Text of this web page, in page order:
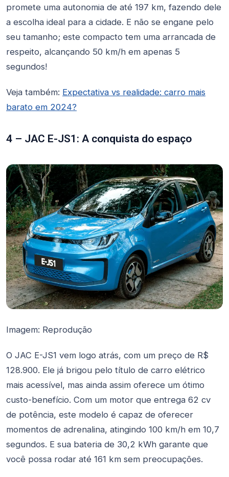
promete uma autonomia de até 197 km, fazendo dele
a escolha ideal para a cidade. E não se engane pelo
seu tamanho; este compacto tem uma arrancada de
respeito, alcançando 50 km/h em apenas 5
segundos!
Veja também: Expectativa vs realidade: carro mais
barato em 2024?
4 – JAC E-JS1: A conquista do espaço
Imagem: Reprodução
O JAC E-JS1 vem logo atrás, com um preço de R$
128.900. Ele já brigou pelo título de carro elétrico
mais acessível, mas ainda assim oferece um ótimo
custo-benefício. Com um motor que entrega 62 cv
de potência, este modelo é capaz de oferecer
momentos de adrenalina, atingindo 100 km/h em 10,7
segundos. E sua bateria de 30,2 kWh garante que
você possa rodar até 161 km sem preocupações.